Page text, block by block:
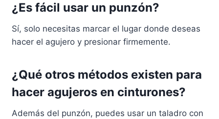
¿Es fácil usar un punzón?
Sí, solo necesitas marcar el lugar donde deseas
hacer el agujero y presionar firmemente.
¿Qué otros métodos existen para
hacer agujeros en cinturones?
Además del punzón, puedes usar un taladro con